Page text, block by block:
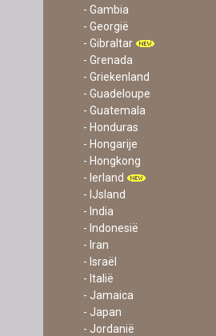
- Gambia
- Georgië
- Gibraltar
- Grenada
- Griekenland
- Guadeloupe
- Guatemala
- Honduras
- Hongarije
- Hongkong
- Ierland
- IJsland
- India
- Indonesië
- Iran
- Israël
- Italië
- Jamaica
- Japan
- Jordanië